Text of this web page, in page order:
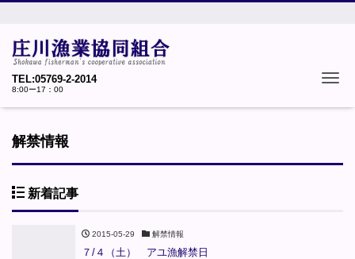
TEL:05769-2-2014
8:00ー17：00
解禁情報
新着記事
2015-05-29 解禁情報
７/４（土） アユ漁解禁日